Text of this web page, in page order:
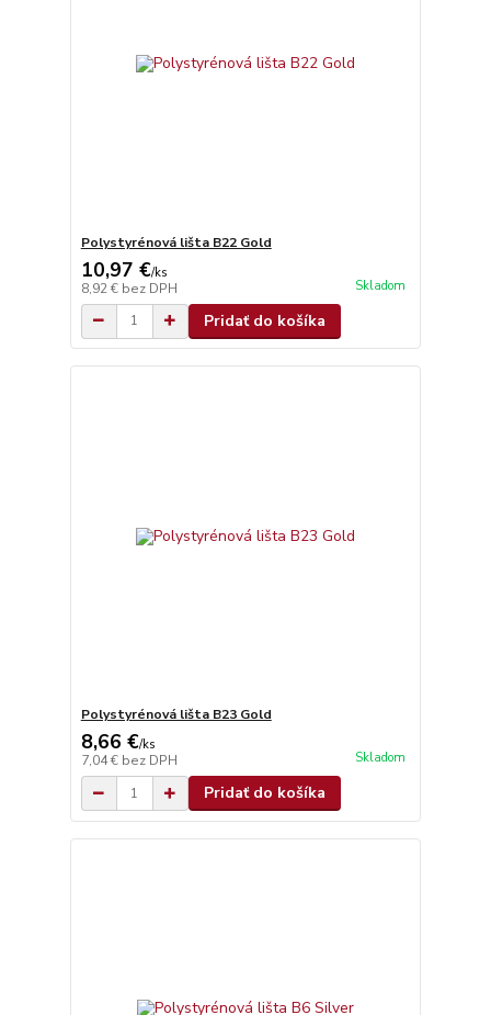
Polystyrénová lišta B22 Gold
10,97 €/ks
8,92 € bez DPH Skladom
Pridať do košíka
Polystyrénová lišta B23 Gold
8,66 €/ks
7,04 € bez DPH Skladom
Pridať do košíka